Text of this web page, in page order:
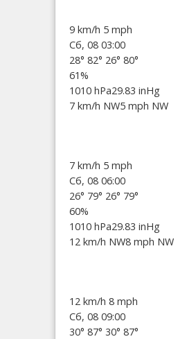
9 km/h 5 mph
Сб, 08 03:00
28° 82° 26° 80°
61%
1010 hPa29.83 inHg
7 km/h NW5 mph NW
7 km/h 5 mph
Сб, 08 06:00
26° 79° 26° 79°
60%
1010 hPa29.83 inHg
12 km/h NW8 mph NW
12 km/h 8 mph
Сб, 08 09:00
30° 87° 30° 87°